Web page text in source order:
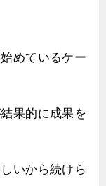
めているケー
果的に成果を
いから続けら